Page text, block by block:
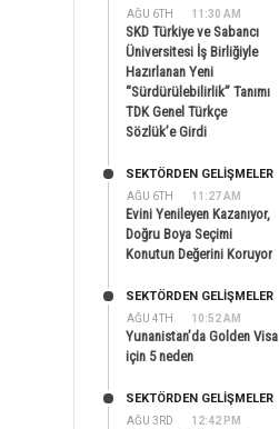
AĞU 6TH 11:30 AM
SKD Türkiye ve Sabancı
Üniversitesi İş Birliğiyle
Hazırlanan Yeni
“Sürdürülebilirlik” Tanımı
TDK Genel Türkçe
Sözlük’e Girdi
AĞU 6TH 11:27 AM
SEKTÖRDEN GELIŞMELER
Evini Yenileyen Kazanıyor,
Doğru Boya Seçimi
Konutun Değerini Koruyor
AĞU 4TH 10:52 AM
SEKTÖRDEN GELIŞMELER
Yunanistan’da Golden Visa
için 5 neden
AĞU 3RD 12:42 PM
SEKTÖRDEN GELIŞMELER